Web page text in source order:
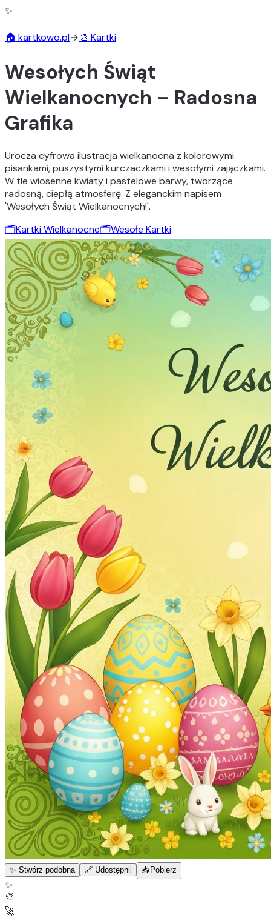
✨
🏠 kartkowo.pl→🎨 Kartki
Wesołych Świąt
Wielkanocnych – Radosna
Grafika
Urocza cyfrowa ilustracja wielkanocna z kolorowymi
pisankami, puszystymi kurczaczkami i wesołymi zajączkami.
W tle wiosenne kwiaty i pastelowe barwy, tworzące
radosną, ciepłą atmosferę. Z eleganckim napisem
'Wesołych Świąt Wielkanocnych!'.
🗂️Kartki Wielkanocne🗂️Wesołe Kartki
✨ Stwórz podobną 🔗 Udostępnij 📥 Pobierz
✨
🎨
🚀